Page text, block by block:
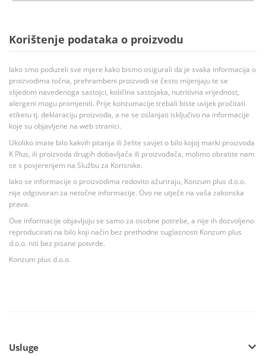
Korištenje podataka o proizvodu
Iako smo poduzeli sve mjere kako bismo osigurali da je svaka informacija o
proizvodima točna, prehrambeni proizvodi se često mijenjaju te se
slijedom navedenoga sastojci, količina sastojaka, nutritivna vrijednost,
alergeni mogu promjeniti. Prije konzumacije trebali biste uvijek pročitati
etiketu tj. deklaraciju proizvoda, a ne se oslanjati isključivo na informacije
koje su objavljene na web stranici.
Ukoliko imate bilo kakvih pitanja ili želite savjet o bilo kojoj marki proizvoda
K Plus, ili proizvoda drugih dobavljača ili proizvođača, molimo obratite nam
se s povjerenjem na Službu za Korisnike.
Iako se informacije o proizvodima redovito ažuriraju, Konzum plus d.o.o.
nije odgovoran za netočne informacije. Ovo ne utječe na vaša zakonska
prava.
Ove informacije objavljuju se samo za osobne potrebe, a nije ih dozvoljeno
reproducirati na bilo koji način bez prethodne suglasnosti Konzum plus
d.o.o. niti bez pisane potvrde.
Konzum plus d.o.o.
Usluge